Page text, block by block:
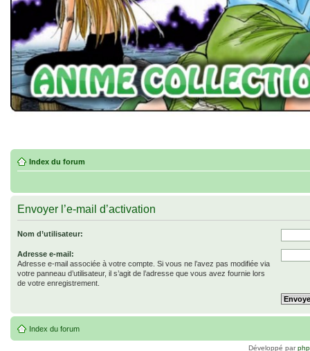
Index du forum
Envoyer l’e-mail d’activation
Nom d’utilisateur:
Adresse e-mail:
Adresse e-mail associée à votre compte. Si vous ne l’avez pas modifiée via
votre panneau d’utilisateur, il s’agit de l’adresse que vous avez fournie lors
de votre enregistrement.
Index du forum
Développé par